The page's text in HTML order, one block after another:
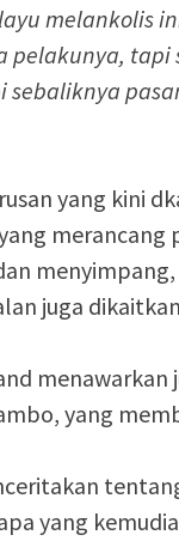
melankolis
pelakunya,
sebaliknya
yang kini
merancang
juga
menawarkan
yang
yang